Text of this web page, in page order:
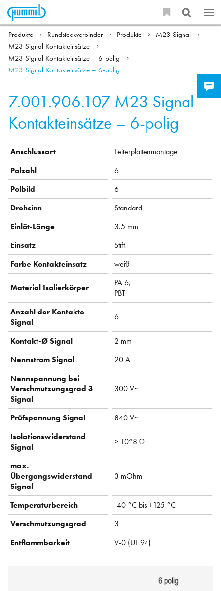
Produkte Rundsteckverbinder Produkte
M23 Signal
M23 Signal Kontakteinsätze
M23 Signal Kontakteinsätze – 6-polig
M23 Signal Kontakteinsätze – 6-polig
7.001.906.107 M23 Signal
Kontakteinsätze – 6-polig
Anschlussart
Leiterplattenmontage
Polzahl
6
Polbild
6
Drehsinn
Standard
Einlöt-Länge
3.5 mm
Einsatz
Stift
Farbe Kontakteinsatz
weiß
Material Isolierkörper
PA 6,
PBT
Anzahl der Kontakte
Signal
6
Kontakt-Ø Signal
2 mm
Nennstrom Signal
20 A
Nennspannung bei
Verschmutzungsgrad 3
Signal
300 V~
Prüfspannung Signal
840 V~
Isolationswiderstand
Signal
> 10^8 Ω
max.
Übergangswiderstand
Signal
3 mOhm
Temperaturbereich
-40 °C bis +125 °C
Verschmutzungsgrad
3
Entflammbarkeit
V-0 (UL 94)